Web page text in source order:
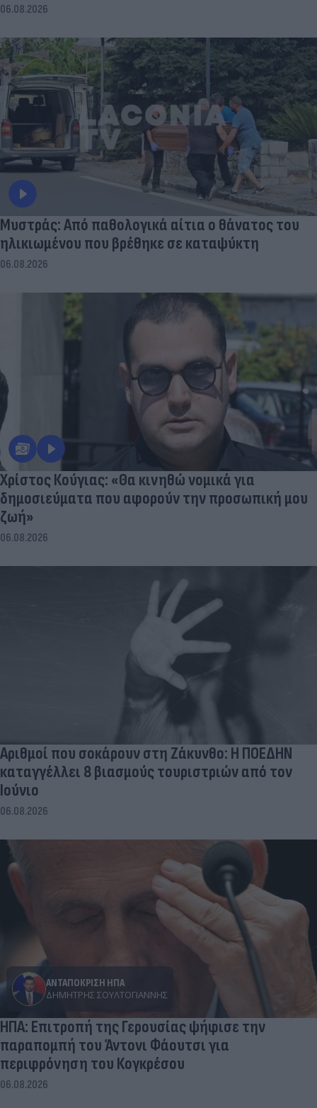
06.08.2026
Μυστράς: Από παθολογικά αίτια ο θάνατος του
ηλικιωμένου που βρέθηκε σε καταψύκτη
06.08.2026
Χρίστος Κούγιας: «Θα κινηθώ νομικά για
δημοσιεύματα που αφορούν την προσωπική μου
ζωή»
06.08.2026
Αριθμοί που σοκάρουν στη Ζάκυνθο: Η ΠΟΕΔΗΝ
καταγγέλλει 8 βιασμούς τουριστριών από τον
Ιούνιο
06.08.2026
ΑΝΤΑΠΟΚΡΙΣΗ ΗΠΑ
ΔΗΜΉΤΡΗΣ ΣΟΥΛΤΟΓΙΆΝΝΗΣ
ΗΠΑ: Επιτροπή της Γερουσίας ψήφισε την
παραπομπή του Άντονι Φάουτσι για
περιφρόνηση του Κογκρέσου
06.08.2026